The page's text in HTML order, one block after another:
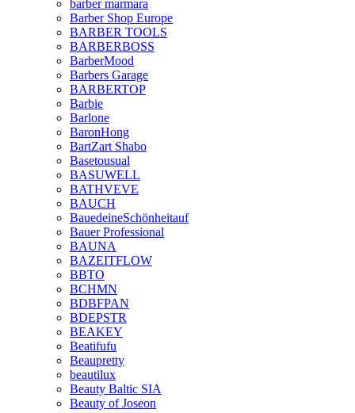
barber marmara
Barber Shop Europe
BARBER TOOLS
BARBERBOSS
BarberMood
Barbers Garage
BARBERTOP
Barbie
Barlone
BaronHong
BartZart Shabo
Basetousual
BASUWELL
BATHVEVE
BAUCH
BauedeineSchönheitauf
Bauer Professional
BAUNA
BAZEITFLOW
BBTO
BCHMN
BDBFPAN
BDEPSTR
BEAKEY
Beatifufu
Beaupretty
beautilux
Beauty Baltic SIA
Beauty of Joseon